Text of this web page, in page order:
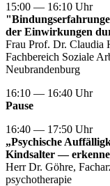
15:00 — 16:10 Uhr
der Einwirkungen
Frau Prof. Dr. Claudia
Fachbereich Soziale
Neubrandenburg
16:10 — 16:40 Uhr
Pause
16:40 — 17:50 Uhr
„Psychische
Kindsalter —
Herr Dr. Göhre,
psychotherapie